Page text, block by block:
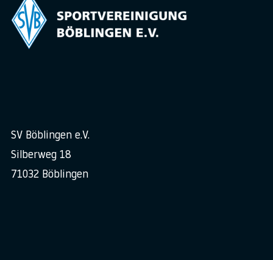
SV Böblingen e.V.
Silberweg 18
71032 Böblingen